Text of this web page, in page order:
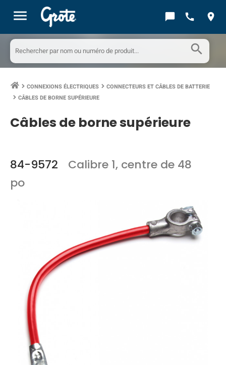
menu chat_bubble call location_on
search
keyboard_arrow_right CONNEXIONS ÉLECTRIQUES keyboard_arrow_right CONNECTEURS ET CÂBLES DE BATTERIE
keyboard_arrow_right CÂBLES DE BORNE SUPÉRIEURE
Câbles de borne supérieure
84-9572
Calibre 1, centre de 48
po